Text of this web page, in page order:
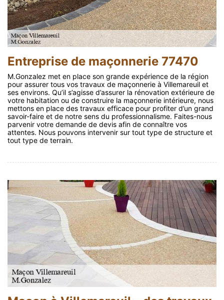
Entreprise de maçonnerie 77470
M.Gonzalez met en place son grande expérience de la région
pour assurer tous vos travaux de maçonnerie à Villemareuil et
ses environs. Qu’il s’agisse d’assurer la rénovation extérieure de
votre habitation ou de construire la maçonnerie intérieure, nous
mettons en place des travaux efficace pour profiter d’un grand
savoir-faire et de notre sens du professionnalisme. Faites-nous
parvenir votre demande de devis afin de connaître vos
attentes. Nous pouvons intervenir sur tout type de structure et
tout type de terrain.